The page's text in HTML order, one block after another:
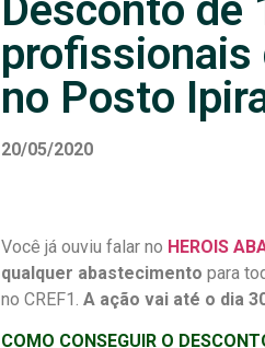
Desconto de
profissionais
no Posto
20/05/2020
Você já ouviu falar no HEROIS
qualquer abastecimento para
no CREF1. A ação vai até o dia
COMO CONSEGUIR O